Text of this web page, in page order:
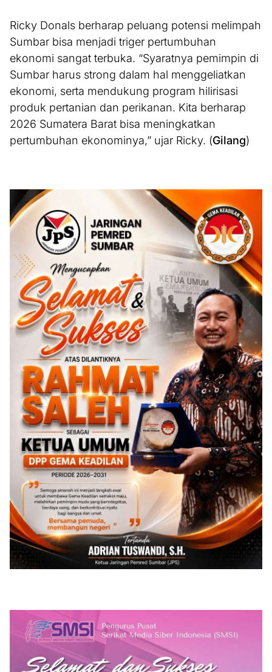
Ricky Donals berharap peluang potensi melimpah
Sumbar bisa menjadi triger pertumbuhan
ekonomi sangat terbuka. “Syaratnya pemimpin di
Sumbar harus strong dalam hal menggeliatkan
ekonomi, serta mendukung program hilirisasi
produk pertanian dan perikanan. Kita berharap
2026 Sumatera Barat bisa meningkatkan
pertumbuhan ekonominya,” ujar Ricky. (Gilang)